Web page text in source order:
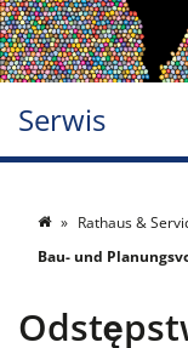
Serwis
Rathaus &
Bau- und